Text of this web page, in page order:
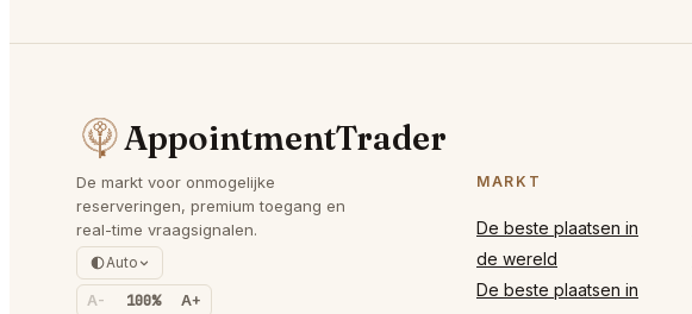
AppointmentTrader
De markt voor onmogelijke
reserveringen, premium toegang en
real-time vraagsignalen.
Auto
A- 100% A+
MARKT
De beste plaatsen in
de wereld
De beste plaatsen in